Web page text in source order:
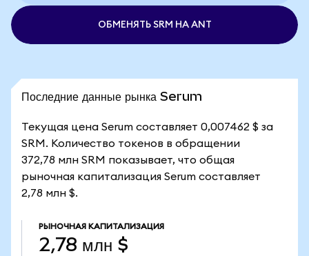
ОБМЕНЯТЬ SRM НА ANT
Последние данные рынка Serum
Текущая цена Serum составляет 0,007462 $ за
SRM. Количество токенов в обращении
372,78 млн SRM показывает, что общая
рыночная капитализация Serum составляет
2,78 млн $.
РЫНОЧНАЯ КАПИТАЛИЗАЦИЯ
2,78 млн $